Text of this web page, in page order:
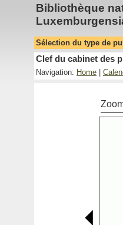
Bibliothèque
Sélection du type de
Clef du cabinet des
Navigation: Home